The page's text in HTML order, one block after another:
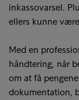
inkassovarsel.
ellers kunne
Med en
håndtering, når
om at få
dokumentation,